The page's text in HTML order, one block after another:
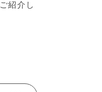
紹介し